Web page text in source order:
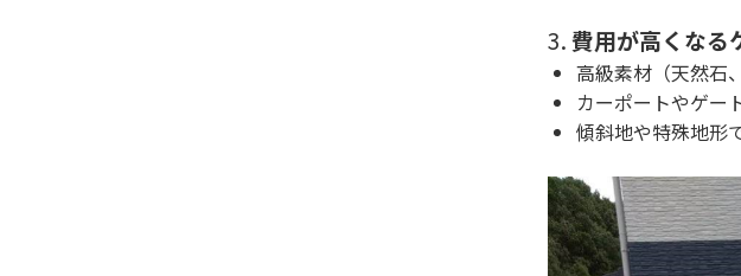
3.費用が高くなる
高級素材（天然石
カーポートやゲー
傾斜地や特殊地形